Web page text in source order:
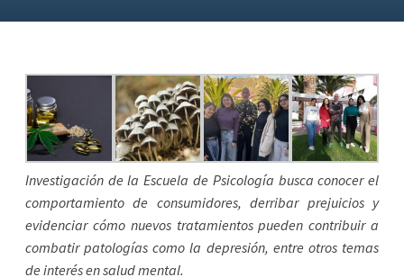
Investigación de la Escuela de Psicología busca conocer el
comportamiento de consumidores, derribar prejuicios y
evidenciar cómo nuevos tratamientos pueden contribuir a
combatir patologías como la depresión, entre otros temas
de interés en salud mental.